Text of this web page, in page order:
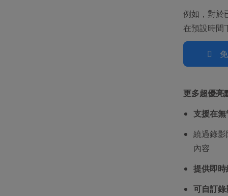
例如，對於
在預設時間
更多超優亮
支援在無
繞過錄
內容
提供即
可自訂